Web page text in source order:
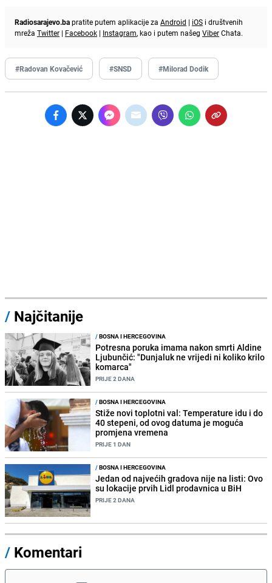
Radiosarajevo.bapratite putem aplikacije za Android | iOS i društvenih
mreža Twitter | Facebook | Instagram, kao i putem našeg ViberChata.
#Radovan Kovačević #SNSD #Milorad Dodik
/ Najčitanije
/BOSNA I HERCEGOVINA
Potresna poruka imama nakon smrti Aldine
Ljubunčić: "Dunjaluk ne vrijedi ni koliko krilo
komarca"
PRIJE 2 DANA
/BOSNA I HERCEGOVINA
Stiže novi toplotni val: Temperature idu i do
40 stepeni, od ovog datuma je moguća
promjena vremena
PRIJE 1 DAN
/BOSNA I HERCEGOVINA
Jedan od najvećih gradova nije na listi: Ovo
su lokacije prvih Lidl prodavnica u BiH
PRIJE 2 DANA
/ Komentari